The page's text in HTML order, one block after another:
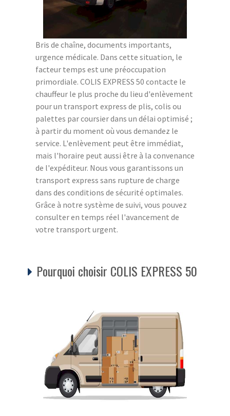
Bris de chaîne, documents importants,
urgence médicale. Dans cette situation, le
facteur temps est une préoccupation
primordiale. COLIS EXPRESS 50 contacte le
chauffeur le plus proche du lieu d'enlèvement
pour un transport express de plis, colis ou
palettes par coursier dans un délai optimisé ;
à partir du moment où vous demandez le
service. L'enlèvement peut être immédiat,
mais l'horaire peut aussi être à la convenance
de l'expéditeur. Nous vous garantissons un
transport express sans rupture de charge
dans des conditions de sécurité optimales.
Grâce à notre système de suivi, vous pouvez
consulter en temps réel l'avancement de
votre transport urgent.
Pourquoi choisir COLIS EXPRESS 50